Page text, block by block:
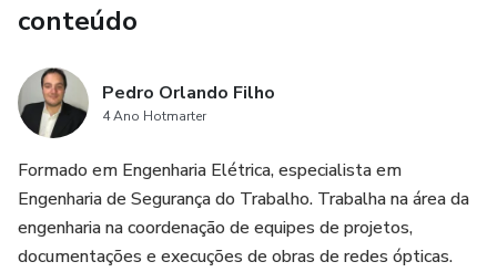
cada 2 anos.
Além disso, você recebe todo apoio dos instrutores
todas suas dúvidas e debater sobre assuntos do dia a dia.
conteúdo
Pedro Orlando Filho
4 Ano Hotmarter
Formado em Engenharia Elétrica, especialista em
Engenharia de Segurança do Trabalho. Trabalha na área da
engenharia na coordenação de equipes de projetos,
documentações e execuções de obras de redes ópticas.